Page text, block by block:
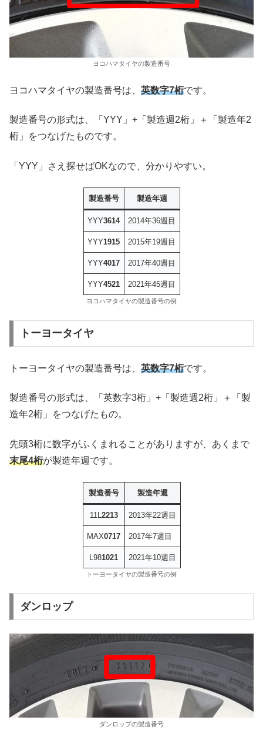
ヨコハマタイヤの製造番号
ヨコハマタイヤの製造番号は、 英数字7桁です。
製造番号の形式は、「YYY」+「製造週2桁」＋「製造年2
桁」をつなげたものです。
「YYY」さえ探せばOKなので、分かりやすい。
製造番号 製造年週
YYY3614 2014年36週目
YYY1915 2015年19週目
YYY4017 2017年40週目
YYY4521 2021年45週目
ヨコハマタイヤの製造番号の例
トーヨータイヤ
トーヨータイヤの製造番号は、 英数字7桁です。
製造番号の形式は、「英数字3桁」+「製造週2桁」＋「製
造年2桁」をつなげたもの。
先頭3桁に数字がふくまれることがありますが、あくまで
末尾4桁が製造年週です。
製造番号 製造年週
11L2213 2013年22週目
MAX0717 2017年7週目
L981021 2021年10週目
トーヨータイヤの製造番号の例
ダンロップ
ダンロップの製造番号